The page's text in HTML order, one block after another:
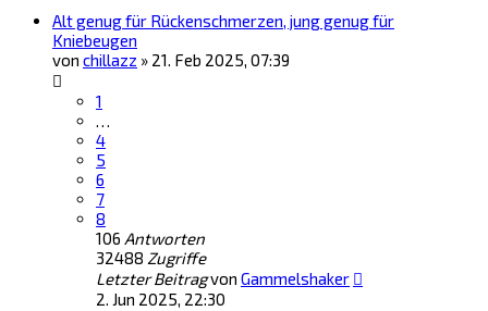
Alt genug für Rückenschmerzen, jung genug für
Kniebeugen
von chillazz » 21. Feb 2025, 07:39
1
…
4
5
6
7
8
106 Antworten
32488 Zugriffe
Letzter Beitragvon Gammelshaker
2. Jun 2025, 22:30